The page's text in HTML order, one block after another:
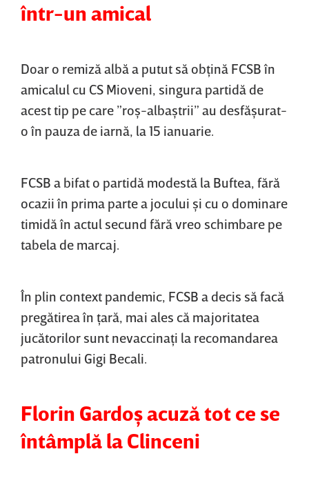
într-un amical
Doar o remiză albă a putut să obţină FCSB în
amicalul cu CS Mioveni, singura partidă de
acest tip pe care ”roş-albaştrii” au desfăşurat-
o în pauza de iarnă, la 15 ianuarie.
FCSB a bifat o partidă modestă la Buftea, fără
ocazii în prima parte a jocului şi cu o dominare
timidă în actul secund fără vreo schimbare pe
tabela de marcaj.
În plin context pandemic, FCSB a decis să facă
pregătirea în ţară, mai ales că majoritatea
jucătorilor sunt nevaccinaţi la recomandarea
patronului Gigi Becali.
Florin Gardoş acuză tot ce se
întâmplă la Clinceni